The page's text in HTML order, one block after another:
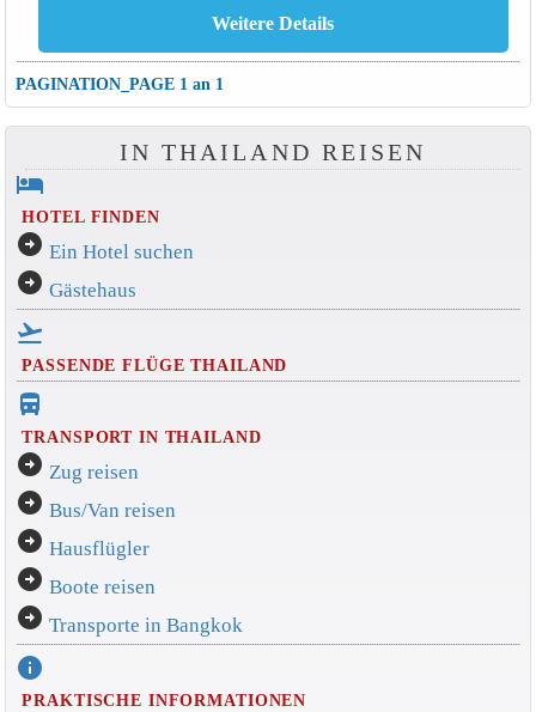
PAGINATION_PAGE 1 an 1
IN THAILAND REISEN
hotel
HOTEL FINDEN
arrow_circle_right Ein Hotel suchen
arrow_circle_right Gästehaus
flight_takeoff
PASSENDE FLÜGE THAILAND
directions_bus_filled
TRANSPORT IN THAILAND
arrow_circle_right Zug reisen
arrow_circle_right Bus/Van reisen
arrow_circle_right Hausflügler
arrow_circle_right Boote reisen
arrow_circle_right Transporte in Bangkok
info
PRAKTISCHE INFORMATIONEN